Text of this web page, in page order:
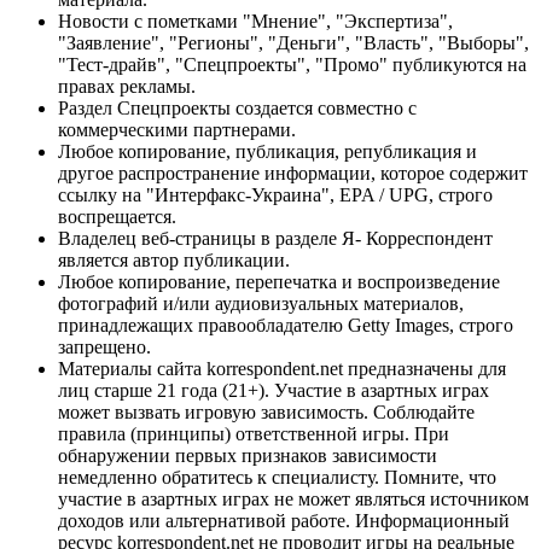
Новости с пометками "Мнение", "Экспертиза",
"Заявление", "Регионы", "Деньги", "Власть", "Выборы",
"Тест-драйв", "Спецпроекты", "Промо" публикуются на
правах рекламы.
Раздел Спецпроекты создается совместно с
коммерческими партнерами.
Любое копирование, публикация, републикация и
другое распространение информации, которое содержит
ссылку на "Интерфакс-Украина", EPA / UPG, строго
воспрещается.
Владелец веб-страницы в разделе Я- Корреспондент
является автор публикации.
Любое копирование, перепечатка и воспроизведение
фотографий и/или аудиовизуальных материалов,
принадлежащих правообладателю Getty Images, строго
запрещено.
Материалы сайта korrespondent.net предназначены для
лиц старше 21 года (21+). Участие в азартных играх
может вызвать игровую зависимость. Соблюдайте
правила (принципы) ответственной игры. При
обнаружении первых признаков зависимости
немедленно обратитесь к специалисту. Помните, что
участие в азартных играх не может являться источником
доходов или альтернативой работе. Информационный
ресурс korrespondent.net не проводит игры на реальные